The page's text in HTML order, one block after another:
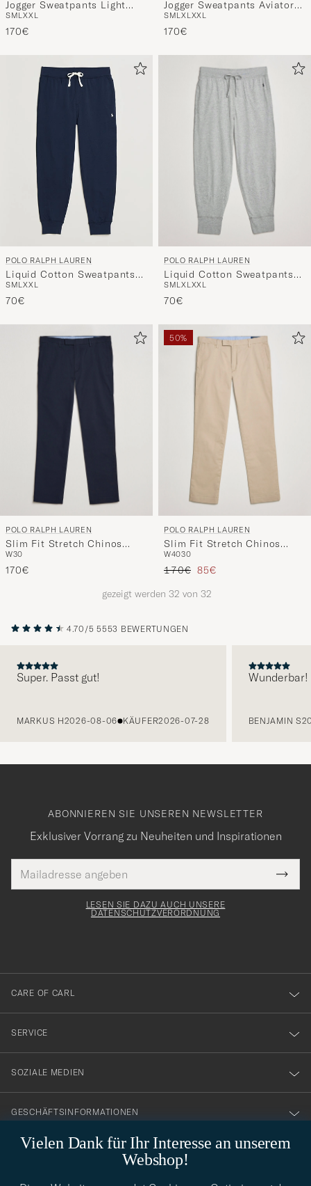
Jogger Sweatpants Light
Sport Heather
SMLXXL
170€
Jogger Sweatpants Aviator
Navy
SMLXLXXL
170€
POLO RALPH LAUREN
Liquid Cotton Sweatpants
Navy
SMLXXL
70€
POLO RALPH LAUREN
Liquid Cotton Sweatpants
Andover Heather
SMLXLXXL
70€
POLO RALPH LAUREN
Slim Fit Stretch Chinos
Aviator Navy
W30
170€
50%
POLO RALPH LAUREN
Slim Fit Stretch Chinos
Classic Khaki
W4030
Regulärer Preis
170€ Reduzierter Preis
85€
gezeigt werden 32 von 32
4.70/5 5553 BEWERTUNGEN
Super. Passt gut!
MARKUS H2026-08-06 KÄUFER2026-07-28
Wunderbar!
BENJAMIN S
Vielen Dank für Ihr Interesse an unserem
Webshop!
ABONNIEREN SIE UNSEREN NEWSLETTER
Exklusiver Vorrang zu Neuheiten und Inspirationen
Mail
Adresse
Tack
för
dig
till
vårt
nyhetsbrev!
LESEN SIE DAZU AUCH UNSERE
DATENSCHUTZVERORDNUNG
CARE OF CARL
SERVICE
SOZIALE MEDIEN
GESCHÄFTSINFORMATIONEN